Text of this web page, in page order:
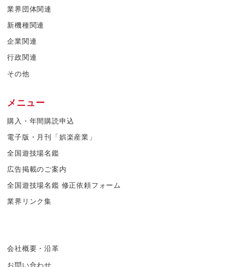
業界団体関連
新機種関連
企業関連
行政関連
その他
メニュー
購入・年間購読申込
電子版・月刊「娯楽産業」
全国遊技場名鑑
広告掲載のご案内
全国遊技場名鑑 修正依頼フォーム
業界リンク集
会社概要・沿革
お問い合わせ